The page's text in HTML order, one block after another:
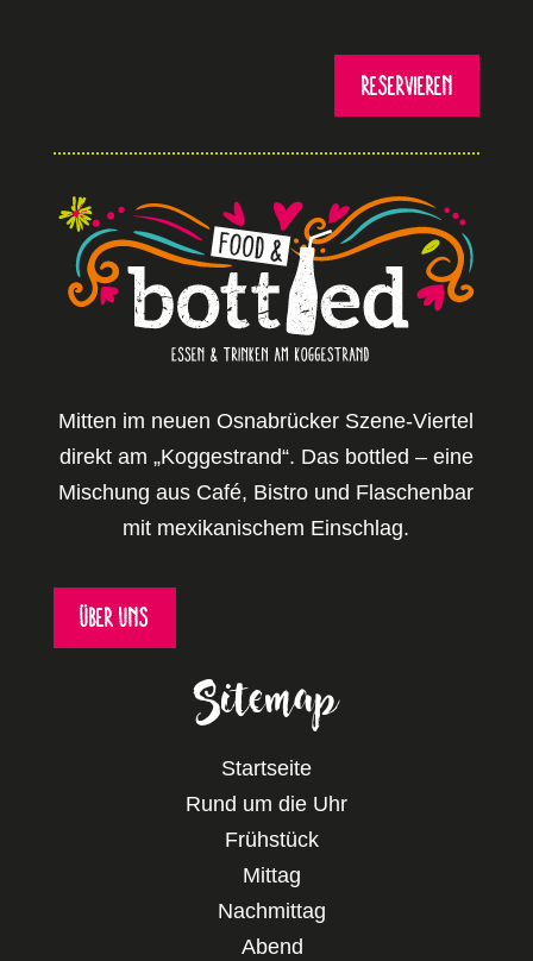
Reservieren
Mitten im neuen Osnabrücker Szene-Viertel
direkt am „Koggestrand“. Das bottled – eine
Mischung aus Café, Bistro und Flaschenbar
mit mexikanischem Einschlag.
Über uns
Sitemap
Startseite
Rund um die Uhr
Frühstück
Mittag
Nachmittag
Abend